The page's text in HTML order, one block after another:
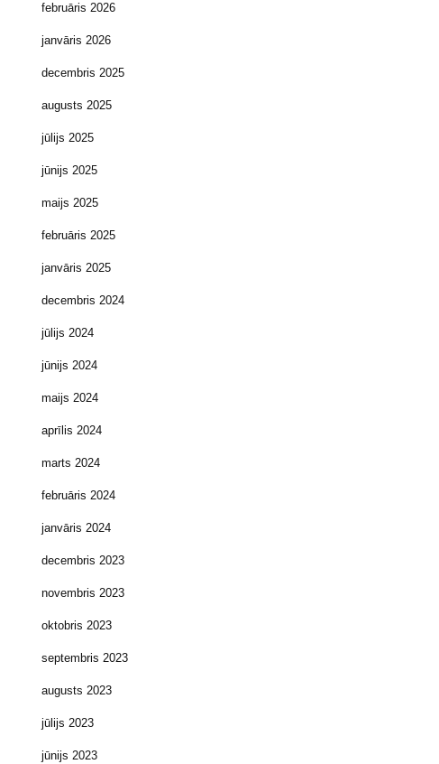
februāris 2026
janvāris 2026
decembris 2025
augusts 2025
jūlijs 2025
jūnijs 2025
maijs 2025
februāris 2025
janvāris 2025
decembris 2024
jūlijs 2024
jūnijs 2024
maijs 2024
aprīlis 2024
marts 2024
februāris 2024
janvāris 2024
decembris 2023
novembris 2023
oktobris 2023
septembris 2023
augusts 2023
jūlijs 2023
jūnijs 2023